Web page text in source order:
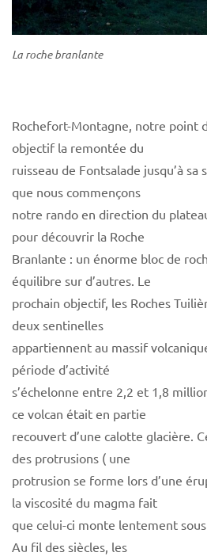
La roche branlante
Rochefort-Montagne, notre point
objectif la remontée du
ruisseau de Fontsalade jusqu’à sa
que nous commençons
notre rando en direction du
pour découvrir la Roche
Branlante : un énorme bloc de
équilibre sur d’autres. Le
prochain objectif, les Roches
deux sentinelles
appartiennent au massif
période d’activité
s’échelonne entre 2,2 et 1,8
ce volcan était en partie
recouvert d’une calotte glacière.
des protrusions ( une
protrusion se forme lors d’une
la viscosité du magma fait
que celui-ci monte lentement
Au fil des siècles, les